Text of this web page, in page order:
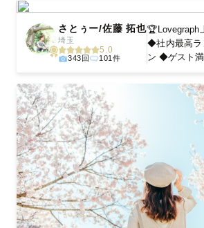
さとぅー/佐藤 拓也
埼玉
5.0
343回 101件
🏆Lovegraph
◆社内最高ラ
ン ◆ゲスト満